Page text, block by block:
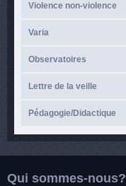
Violence non-violence
Varia
Observatoires
Lettre de la veille
Pédagogie/Didactique
Qui sommes-nous?